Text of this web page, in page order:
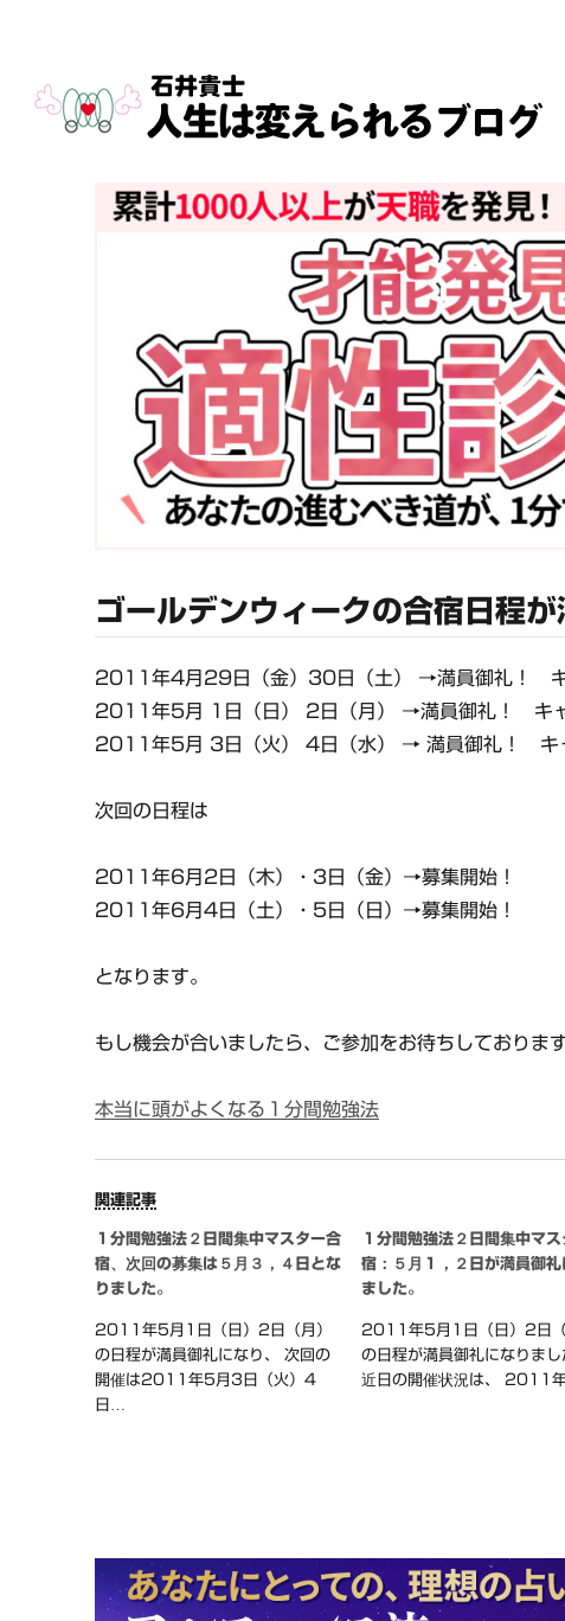
ゴールデンウィークの合宿日程が
2011年4月29日（金）30日（土） →満員御礼！ キ
2011年5月 1日（日） 2日（月） →満員御礼！ キャ
2011年5月 3日（火） 4日（水） → 満員御礼！ キ
次回の日程は
2011年6月2日（木）・3日（金）→募集開始！
2011年6月4日（土）・5日（日）→募集開始！
となります。
もし機会が合いましたら、ご参加をお待ちしております
本当に頭がよくなる１分間勉強法
関連記事
１分間勉強法２日間集中マスター合
宿、次回の募集は５月３，４日とな
りました。
2011年5月1日（日）2日（月）
の日程が満員御礼になり、 次回の
開催は2011年5月3日（火）4
日…
１分間勉強法２日間集中マ
宿：５月１，２日が満員御礼
ました。
2011年5月1日（日）2日（
の日程が満員御礼になりまし
近日の開催状況は、 2011